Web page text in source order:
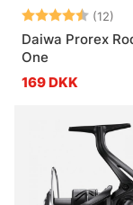
Vurdering: (12)
Daiwa Prorex
One
169 DKK